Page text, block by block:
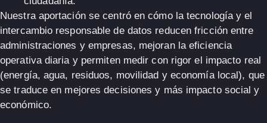
Nuestra aportación se centró en cómo la tecnologíay el
intercambio responsable de datos reducen fricción entre
administraciones y empresas, mejoran laeficiencia
operativa diariay permiten medir con rigor el impacto real
(energía, agua, residuos, movilidad y economía local), que
se traduce en mejores decisionesy más impacto social y
económico.